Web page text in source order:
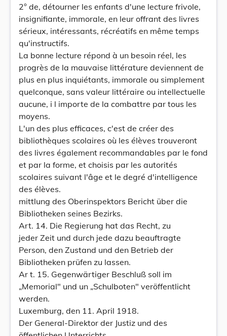
2° de, détourner les enfants d'une lecture frivole,
insignifiante, immorale, en leur offrant des livres
sérieux, intéressants, récréatifs en même temps
qu'instructifs.
La bonne lecture répond à un besoin réel, les
progrès de la mauvaise littérature deviennent de
plus en plus inquiétants, immorale ou simplement
quelconque, sans valeur littéraire ou intellectuelle
aucune, i l importe de la combattre par tous les
moyens.
L'un des plus efficaces, c'est de créer des
bibliothèques scolaires où les élèves trouveront
des livres également recommandables par le fond
et par la forme, et choisis par les autorités
scolaires suivant l'âge et le degré d'intelligence
des élèves.
mittlung des Oberinspektors Bericht über die
Bibliotheken seines Bezirks.
Art. 14. Die Regierung hat das Recht, zu
jeder Zeit und durch jede dazu beauftragte
Person, den Zustand und den Betrieb der
Bibliotheken prüfen zu lassen.
Ar t. 15. Gegenwärtiger Beschluß soll im
„Memorial" und un „Schulboten" veröffentlicht
werden.
Luxemburg, den 11. April 1918.
Der General-Direktor der Justiz und des